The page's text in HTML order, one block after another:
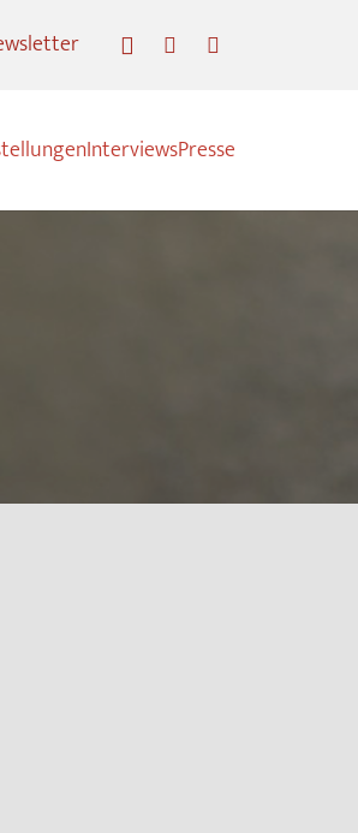
InterviewsPresse